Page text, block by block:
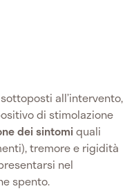
all’intervento,
di stimolazione
dei sintomiquali
tremore e rigidità
nel
spento.